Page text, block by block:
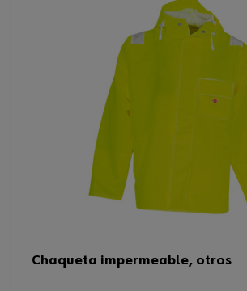
Chaqueta impermeable, otros